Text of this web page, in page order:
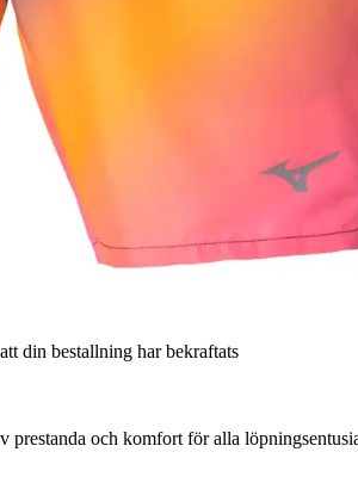
din bestallning har bekraftats
och komfort för alla